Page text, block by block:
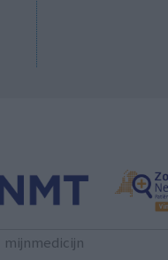
mijnmedicijn